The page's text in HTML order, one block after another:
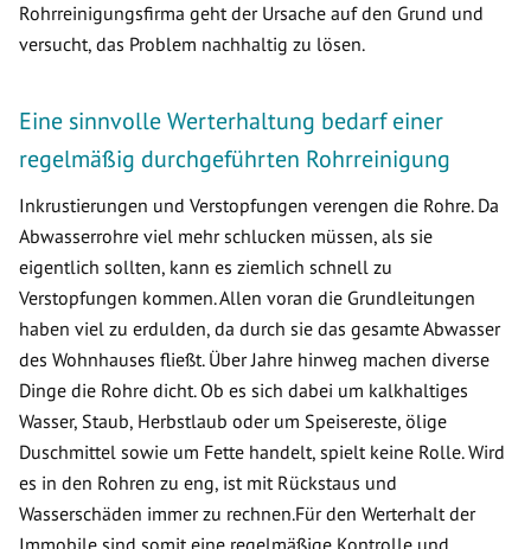
Rohrreinigungsfirma geht der Ursache auf den Grund und
versucht, das Problem nachhaltig zu lösen.
Eine sinnvolle Werterhaltung bedarf einer
regelmäßig durchgeführten Rohrreinigung
Inkrustierungen und Verstopfungen verengen die Rohre. Da
Abwasserrohre viel mehr schlucken müssen, als sie
eigentlich sollten, kann es ziemlich schnell zu
Verstopfungen kommen. Allen voran die Grundleitungen
haben viel zu erdulden, da durch sie das gesamte Abwasser
des Wohnhauses fließt. Über Jahre hinweg machen diverse
Dinge die Rohre dicht. Ob es sich dabei um kalkhaltiges
Wasser, Staub, Herbstlaub oder um Speisereste, ölige
Duschmittel sowie um Fette handelt, spielt keine Rolle. Wird
es in den Rohren zu eng, ist mit Rückstaus und
Wasserschäden immer zu rechnen.Für den Werterhalt der